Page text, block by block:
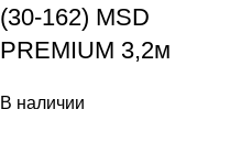
(30-162) MSD
PREMIUM 3,2м
В наличии